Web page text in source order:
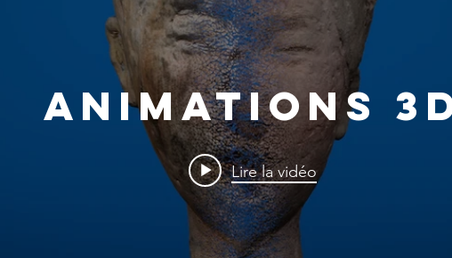
Animations
Lire la vidéo